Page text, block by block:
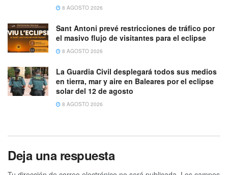
8 AGOSTO 2026
Sant Antoni prevé restricciones de tráfico por
el masivo flujo de visitantes para el eclipse
8 AGOSTO 2026
La Guardia Civil desplegará todos sus medios
en tierra, mar y aire en Baleares por el eclipse
solar del 12 de agosto
8 AGOSTO 2026
Deja una respuesta